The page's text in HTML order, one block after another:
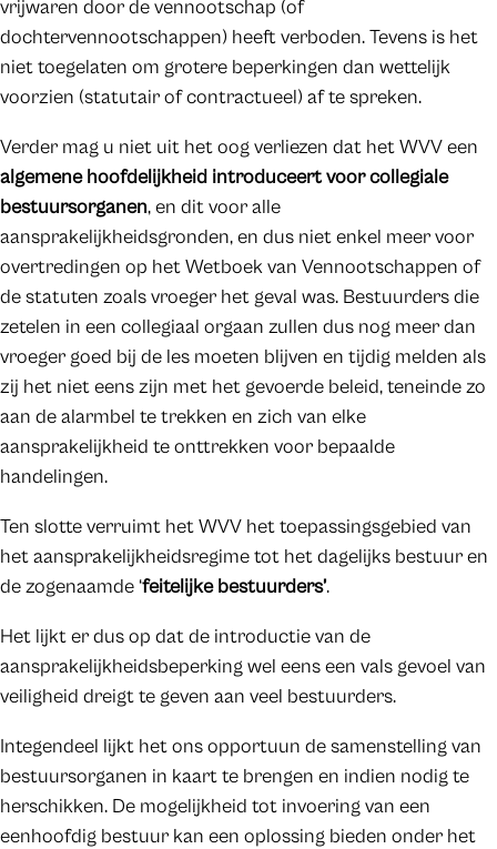
vrijwaren door de vennootschap (of
dochtervennootschappen) heeft verboden. Tevens is het
niet toegelaten om grotere beperkingen dan wettelijk
voorzien (statutair of contractueel) af te spreken.
Verder mag u niet uit het oog verliezen dat het WVV een
algemene hoofdelijkheid introduceert voor collegiale
bestuursorganen, en dit voor alle
aansprakelijkheidsgronden, en dus niet enkel meer voor
overtredingen op het Wetboek van Vennootschappen of
de statuten zoals vroeger het geval was. Bestuurders die
zetelen in een collegiaal orgaan zullen dus nog meer dan
vroeger goed bij de les moeten blijven en tijdig melden als
zij het niet eens zijn met het gevoerde beleid, teneinde zo
aan de alarmbel te trekken en zich van elke
aansprakelijkheid te onttrekken voor bepaalde
handelingen.
Ten slotte verruimt het WVV het toepassingsgebied van
het aansprakelijkheidsregime tot het dagelijks bestuur en
de zogenaamde ‘feitelijke bestuurders’.
Het lijkt er dus op dat de introductie van de
aansprakelijkheidsbeperking wel eens een vals gevoel van
veiligheid dreigt te geven aan veel bestuurders.
Integendeel lijkt het ons opportuun de samenstelling van
bestuursorganen in kaart te brengen en indien nodig te
herschikken. De mogelijkheid tot invoering van een
eenhoofdig bestuur kan een oplossing bieden onder het